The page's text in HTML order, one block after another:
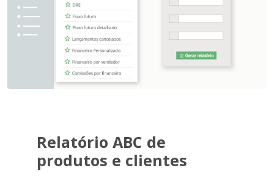
Relatório ABC de
produtos e clientes